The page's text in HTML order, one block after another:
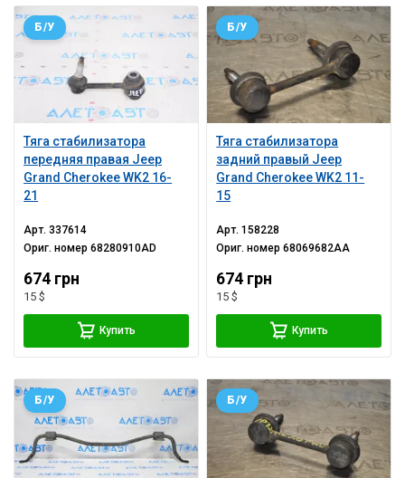
Тяга стабилизатора
передняя правая Jeep
Grand Cherokee WK2 16-
21
Б/У
Арт.337614
Ориг. номер68280910AD
674 грн
15 $
Купить
Тяга стабилизатора
задний правый Jeep
Grand Cherokee WK2 11-
15
Б/У
Арт.158228
Ориг. номер68069682AA
674 грн
15 $
Купить
Б/У Б/У